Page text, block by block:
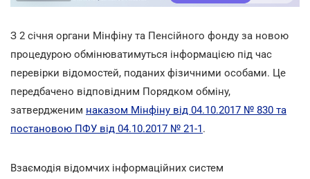
З 2 січня органи Мінфіну та Пенсійного фонду за новою
процедурою обмінюватимуться інформацією під час
перевірки відомостей, поданих фізичними особами. Це
передбачено відповідним Порядком обміну,
затвердженим наказом Мінфіну від 04.10.2017 № 830 та
постановою ПФУ від 04.10.2017 № 21-1.
Взаємодія відомчих інформаційних систем